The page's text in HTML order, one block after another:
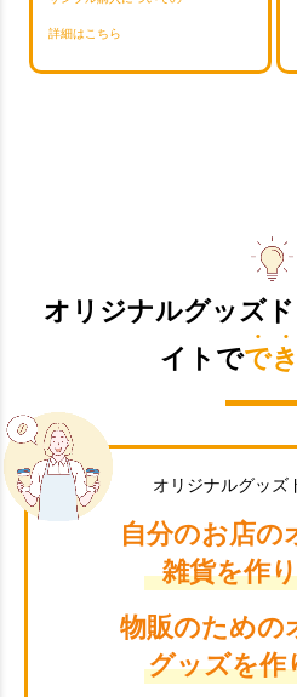
詳細はこちら
オリジナルグッズ
イトでで
オリジナルグッズ
自分のお店の
雑貨を作
物販のための
グッズを作